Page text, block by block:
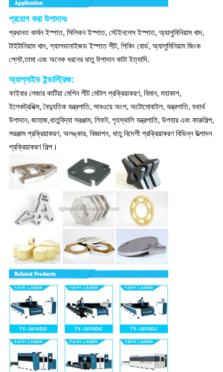
প্রয়োগ করা উপাদানঃ
প্রধানত কার্বন ইস্পাত, সিলিকন ইস্পাত, স্টেইনলেস ইস্পাত, অ্যালুমিনিয়াম খাদ,
টাইটানিয়াম খাদ, গ্যালভানাইজড ইস্পাত শীট, পিকিং বোর্ড, অ্যালুমিনিয়াম জিংক
প্লেট,তামা এবং অনেক ধরনের ধাতু উপাদান কাটা ইত্যাদি.
অ্যাপ্লাইড ইন্ডাস্ট্রিজ:
ফাইবার লেজার কাটিয়া মেশিন শীট মেটাল প্রক্রিয়াকরণ, বিমান, মহাকাশ,
ইলেকট্রনিক্স, বৈদ্যুতিক যন্ত্রপাতি, সাবওয়ে অংশ, অটোমোবাইল, যন্ত্রপাতি, যথার্থ
উপাদান, জাহাজ,ধাতুবিদ্যা সরঞ্জাম, লিফট, গৃহস্থালি যন্ত্রপাতি, উপহার এবং কারুশিল্প,
সরঞ্জাম প্রক্রিয়াকরণ, অলঙ্কার, বিজ্ঞাপন, ধাতু বিদেশী প্রক্রিয়াকরণ বিভিন্ন উত্পাদন
প্রক্রিয়াকরণ শিল্প।